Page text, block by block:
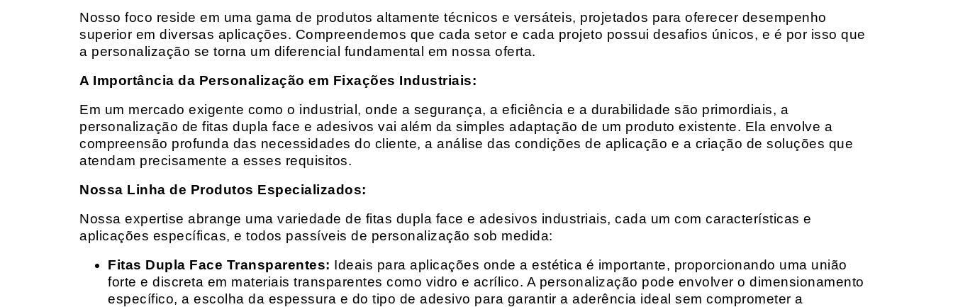
Nosso foco reside em uma gama de produtos altamente técnicos e versáteis, projetados para oferecer desempenho
superior em diversas aplicações. Compreendemos que cada setor e cada projeto possui desafios únicos, e é por isso que
a personalização se torna um diferencial fundamental em nossa oferta.
A Importância da Personalização em Fixações Industriais:
Em um mercado exigente como o industrial, onde a segurança, a eficiência e a durabilidade são primordiais, a
personalização de fitas dupla face e adesivos vai além da simples adaptação de um produto existente. Ela envolve a
compreensão profunda das necessidades do cliente, a análise das condições de aplicação e a criação de soluções que
atendam precisamente a esses requisitos.
Nossa Linha de Produtos Especializados:
Nossa expertise abrange uma variedade de fitas dupla face e adesivos industriais, cada um com características e
aplicações específicas, e todos passíveis de personalização sob medida:
Fitas Dupla Face Transparentes: Ideais para aplicações onde a estética é importante, proporcionando uma união
forte e discreta em materiais transparentes como vidro e acrílico. A personalização pode envolver o dimensionamento
específico, a escolha da espessura e do tipo de adesivo para garantir a aderência ideal sem comprometer a